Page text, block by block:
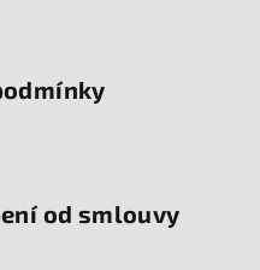
od smlouvy